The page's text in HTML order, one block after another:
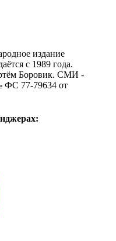
издание
с 1989 года.
Боровик. CМИ -
ФС 77-79634 от